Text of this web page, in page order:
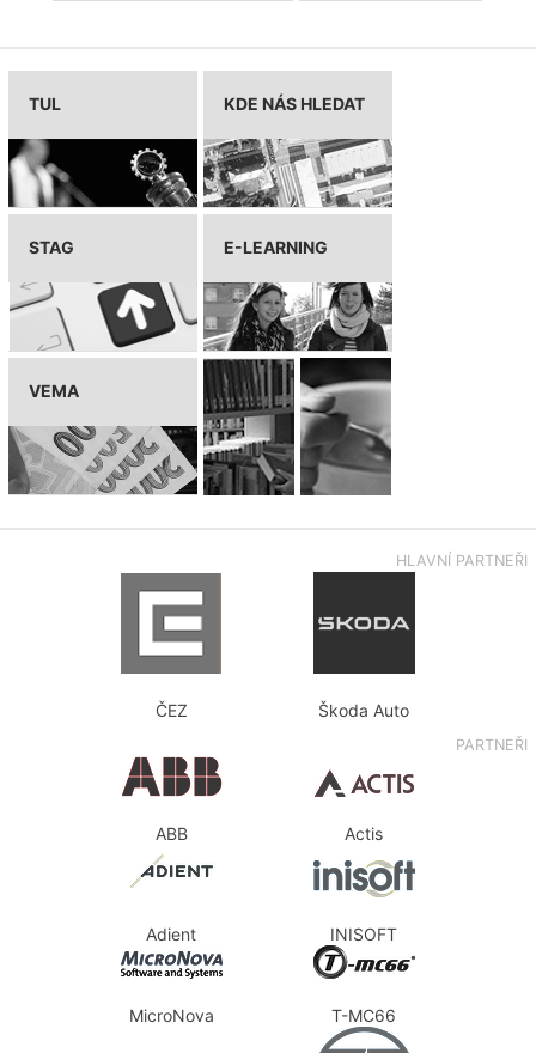
TUL KDE NÁS HLEDAT
STAG E-LEARNING
VEMA
HLAVNÍ PARTNEŘI
ČEZ Škoda Auto
PARTNEŘI
ABB Actis
Adient INISOFT
MicroNova T-MC66